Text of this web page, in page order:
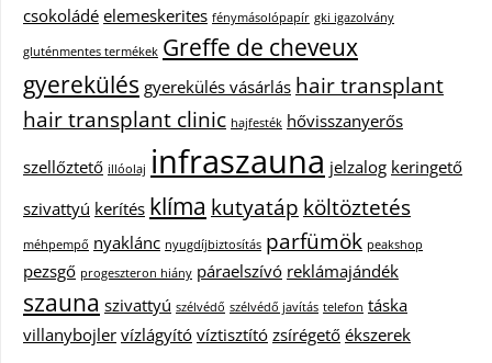
csokoládé elemeskerites fénymásolópapír gki igazolvány
gluténmentes termékek Greffe de cheveux
gyerekülés gyerekülés vásárlás hair transplant
hair transplant clinic hajfesték hővisszanyerős
szellőztető illóolaj infraszauna jelzalog keringető
szivattyú kerítés klíma kutyatáp költöztetés
méhpempő nyaklánc nyugdíjbiztosítás parfümök peakshop
pezsgő progeszteron hiány páraelszívó reklámajándék
szauna szivattyú szélvédő szélvédő javítás telefon táska
villanybojler vízlágyító víztisztító zsírégető ékszerek